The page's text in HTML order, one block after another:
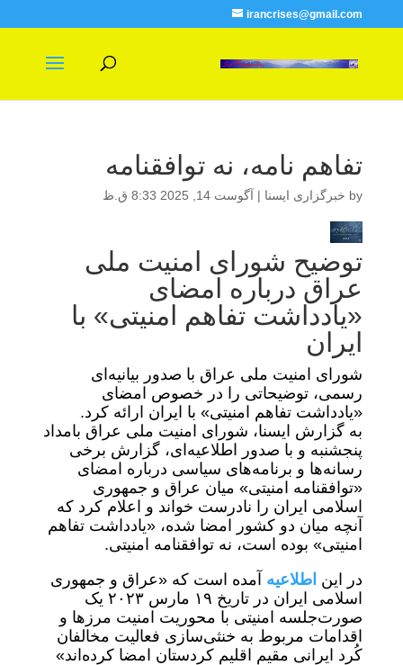
irancrises@gmail.com
تفاهم نامه، نه توافقنامه
by خبرگزاری ایسنا | آگوست 14, 2025 8:33 ق.ظ
توضیح شورای امنیت ملی
عراق درباره امضای
«یادداشت تفاهم‌ امنیتی» با
ایران
شورای امنیت ملی عراق با صدور بیانیه‌ای
رسمی، توضیحاتی را در خصوص امضای
«یادداشت تفاهم‌ امنیتی» با ایران ارائه کرد.
به گزارش ایسنا، شورای امنیت ملی عراق بامداد
پنجشنبه و با صدور اطلاعیه‌ای، گزارش برخی
رسانه‌ها و برنامه‌های سیاسی درباره امضای
«توافقنامه امنیتی» میان عراق و جمهوری
اسلامی ایران را نادرست خواند و اعلام کرد که
آنچه میان دو کشور امضا شده، «یادداشت تفاهم
امنیتی» بوده است، نه توافقنامه امنیتی.
در این اطلاعیه آمده است که «عراق و جمهوری
اسلامی ایران در تاریخ ۱۹ مارس ۲۰۲۳ یک
صورت‌جلسه امنیتی با محوریت امنیت مرزها و
اقدامات مربوط به خنثی‌سازی فعالیت مخالفان
کُرد ایرانی مقیم اقلیم کردستان امضا کرده‌اند»